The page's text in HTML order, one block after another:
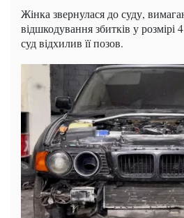
Жінка звернулася до суду,
відшкодування збитків у
суд відхилив її позов.